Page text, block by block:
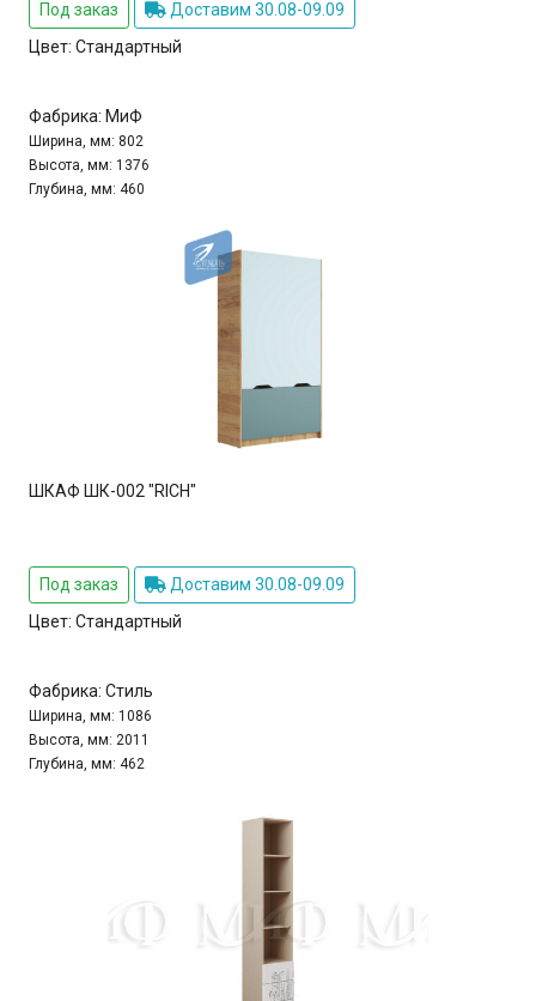
Под заказ
Доставим 30.08-09.09
Цвет: Стандартный
Фабрика: МиФ
Ширина, мм: 802
Высота, мм: 1376
Глубина, мм: 460
ШКАФ ШК-002 "RICH"
Под заказ
Доставим 30.08-09.09
Цвет: Стандартный
Фабрика: Стиль
Ширина, мм: 1086
Высота, мм: 2011
Глубина, мм: 462